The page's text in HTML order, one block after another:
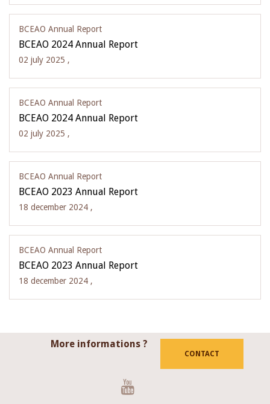
BCEAO Annual Report
BCEAO 2024 Annual Report
02 july 2025 ,
BCEAO Annual Report
BCEAO 2024 Annual Report
02 july 2025 ,
BCEAO Annual Report
BCEAO 2023 Annual Report
18 december 2024 ,
BCEAO Annual Report
BCEAO 2023 Annual Report
18 december 2024 ,
More informations ?
CONTACT